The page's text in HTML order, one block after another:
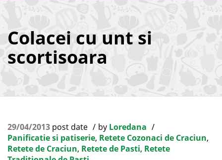
Colacei cu unt si
scortisoara
29/04/2013 post date by Loredana
Panificatie si patiserie, Retete Cozonaci de Craciun,
Retete de Craciun, Retete de Pasti, Retete